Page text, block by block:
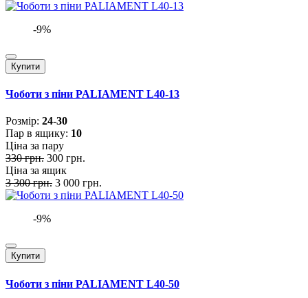
-9%
Купити
Чоботи з піни PALIAMENT L40-13
Розмiр: 24-30
Пар в ящику: 10
Ціна за пару
330 грн. 300 грн.
Ціна за ящик
3 300 грн. 3 000 грн.
-9%
Купити
Чоботи з піни PALIAMENT L40-50